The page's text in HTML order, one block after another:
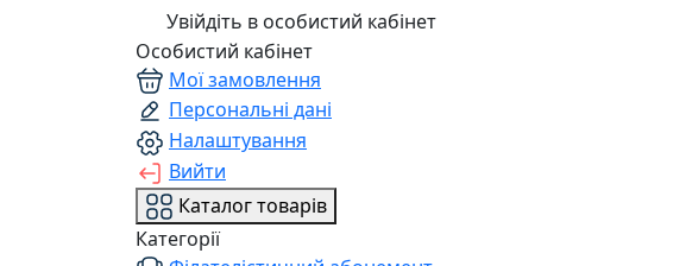
Увійдіть в особистий кабінет
Особистий кабінет
Мої замовлення
Персональні дані
Налаштування
Вийти
Каталог товарів
Категорії